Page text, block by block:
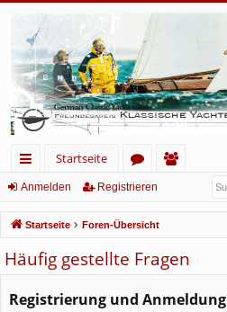
ch
ne
llz
ug
rif
Startseite
or
en
lie
de
r
Anmelden Registrieren
Startseite Foren-Übersicht
Häufig gestellte Fragen
Registrierung und Anmeldung